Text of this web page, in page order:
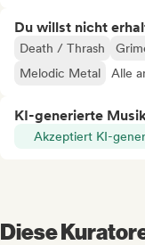
Du willst nicht
Death / Thrash
Melodic Metal
Alle
KI-generierte
Akzeptiert KI-
Diese